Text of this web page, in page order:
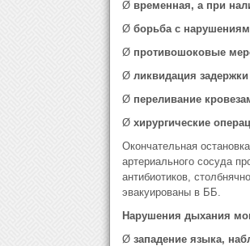
Ø временная, а при
Ø борьба с
Ø противошоковые
Ø ликвидация
Ø переливание
Ø хирургические
Окончательная
артериального сосуда
антибиотиков,
эвакуированы в ББ.
Нарушения дыхания
Ø западение языка,